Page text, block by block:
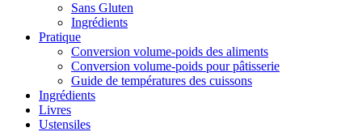
Sans Gluten
Ingrédients
Pratique
Conversion volume-poids des aliments
Conversion volume-poids pour pâtisserie
Guide de températures des cuissons
Ingrédients
Livres
Ustensiles